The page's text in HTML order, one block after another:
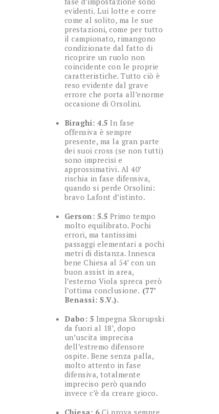
evidenti. Lui lotte e corre
come al solito, ma le sue
prestazioni, come per tutto
il campionato, rimangono
condizionate dal fatto di
ricoprire un ruolo non
coincidente con le proprie
caratteristiche. Tutto ciò è
reso evidente dal grave
errore che porta all’enorme
occasione di Orsolini.
Biraghi: 4.5 In fase
offensiva è sempre
presente, ma la gran parte
dei suoi cross (se non tutti)
sono imprecisi e
approssimativi. Al 40’
rischia in fase difensiva,
quando si perde Orsolini:
bravo Lafont d’istinto.
Gerson: 5.5 Primo tempo
molto equilibrato. Pochi
errori, ma tantissimi
passaggi elementari a pochi
metri di distanza. Innesca
bene Chiesa al 54’ con un
buon assist in area,
l’esterno Viola spreca però
l’ottima conclusione. (77’
Benassi: S.V.).
Dabo: 5 Impegna Skorupski
da fuori al 18’, dopo
un’uscita imprecisa
dell’estremo difensore
ospite. Bene senza palla,
molto attento in fase
difensiva, totalmente
impreciso però quando
invece c’è da creare gioco.